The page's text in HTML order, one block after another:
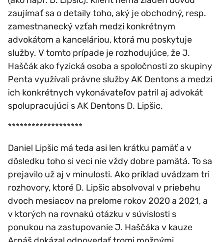
zaujímať sa o detaily toho, aký je obchodný, resp.
zamestnanecký vzťah medzi konkrétnym
advokátom a kanceláriou, ktorá mu poskytuje
služby. V tomto prípade je rozhodujúce, že J.
Haščák ako fyzická osoba a spoločnosti zo skupiny
Penta využívali právne služby AK Dentons a medzi
ich konkrétnych vykonávateľov patril aj advokát
spolupracujúci s AK Dentons D. Lipšic.
*******************
Daniel Lipšic má teda asi len krátku pamäť a v
dôsledku toho si veci nie vždy dobre pamätá. To sa
prejavilo už aj v minulosti. Ako príklad uvádzam tri
rozhovory, ktoré D. Lipšic absolvoval v priebehu
dvoch mesiacov na prelome rokov 2020 a 2021, a
v ktorých na rovnakú otázku v súvislosti s
ponukou na zastupovanie J. Haščáka v kauze